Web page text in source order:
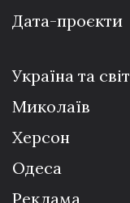
Дата-проєкти
Україна та світ
Миколаїв
Херсон
Одеса
Реклама